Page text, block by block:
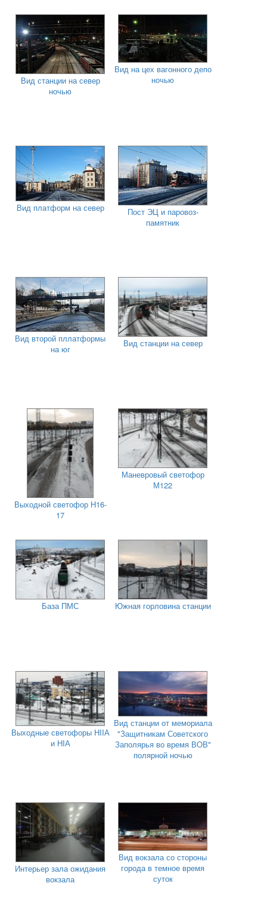
Вид станции на север
ночью
Вид на цех вагонного депо
ночью
Вид платформ на север
Пост ЭЦ и паровоз-
памятник
Вид второй пллатформы
на юг
Вид станции на север
Выходной светофор Н16-
17
Маневровый светофор
М122
База ПМС Южная горловина станции
Выходные светофоры НIIА
и НIА
Вид станции от мемориала
"Защитникам Советского
Заполярья во время ВОВ"
полярной ночью
Интерьер зала ожидания
вокзала
Вид вокзала со стороны
города в темное время
суток